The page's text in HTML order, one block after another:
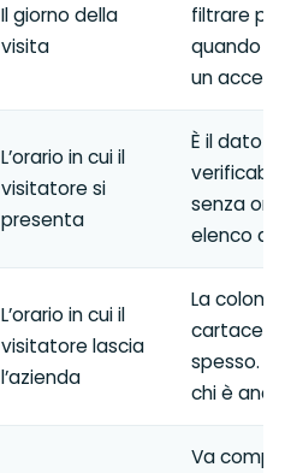
Il giorno della
visita
filtrare
quando
un
L’orario in cui il
visitatore si
presenta
È il dato
senza
elenco di
L’orario in cui il
visitatore lascia
l’azienda
La
cartaceo
spesso.
chi è
Va